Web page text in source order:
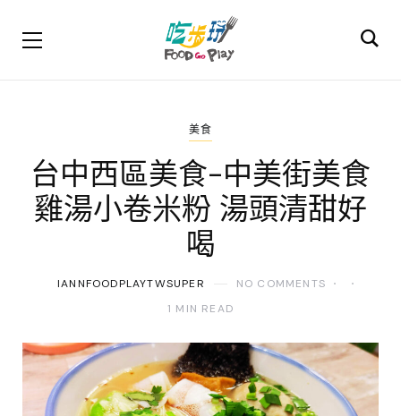
美食
台中西區美食-中美街美食
雞湯小卷米粉 湯頭清甜好
喝
IANNFOODPLAYTWSUPER
NO COMMENTS
1 MIN READ